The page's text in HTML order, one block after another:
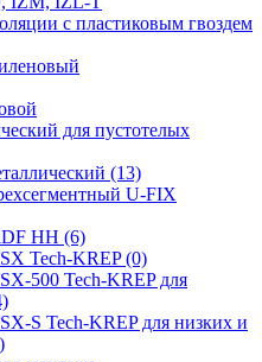
с пластиковым гвоздем
для пустотелых
(13)
U-FIX
НН (6)
Tech-KREP(0)
500 Tech-KREP для
S Tech-KREP для низких и